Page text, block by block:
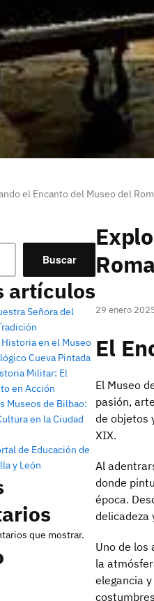
el Encanto del Museo del
Buscar
artículos
Señora del
en el Museo
Cueva Pintada
Militar: El
en Acción
Museos de Bilbao:
en la Ciudad
de Educación de
y León
que mostrar.
29 enero
El
El Museo
pasión,
de objetos
XIX.
Al
donde
época.
delicadeza
Uno de los
la
elegancia